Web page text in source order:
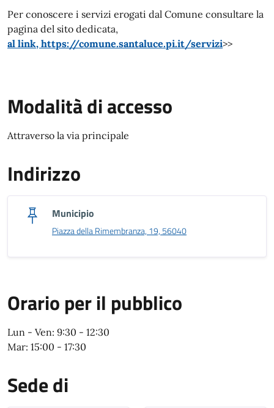
Servizi presenti nel luogo
Per conoscere i servizi erogati dal Comune consultare la
pagina del sito dedicata,
al link, https://comune.santaluce.pi.it/servizi>>
Modalità di accesso
Modalità di accesso
Attraverso la via principale
Indirizzo
Municipio
Piazza della Rimembranza, 19, 56040
Orario per il pubblico
Orario per il pubblico
Lun - Ven: 9:30 - 12:30
Mar: 15:00 - 17:30
Sede di